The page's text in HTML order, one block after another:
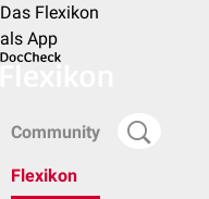
Das Flexikon
als App
Community
Flexikon